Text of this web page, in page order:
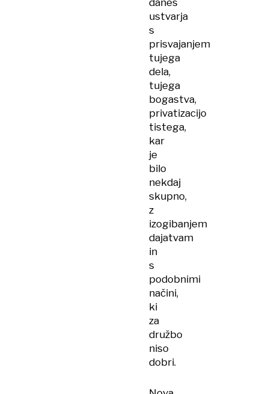
danes
ustvarja
s
prisvajanjem
tujega
dela,
tujega
bogastva,
privatizacijo
tistega,
kar
je
bilo
nekdaj
skupno,
z
izogibanjem
dajatvam
in
s
podobnimi
načini,
ki
za
družbo
niso
dobri.